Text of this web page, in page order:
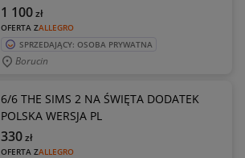
OFERTA ZALLEGRO
1 100zł
SPRZEDAJĄCY: OSOBA PRYWATNA
Borucin
6/6 THE SIMS 2 NA ŚWIĘTA DODATEK
POLSKA WERSJA PL
OFERTA ZALLEGRO
330zł